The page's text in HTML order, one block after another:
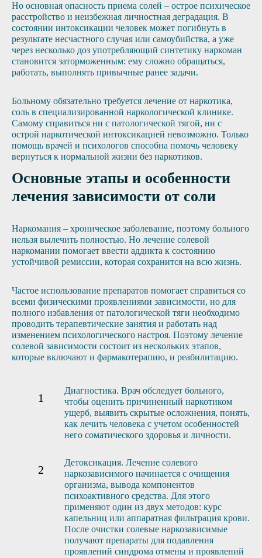
Но основная опасность приема солей – острое психическое
расстройство и неизбежная личностная деградация. В
состоянии интоксикации человек может погибнуть в
результате несчастного случая или самоубийства, а уже
через несколько доз употребляющий синтетику наркоман
становится заторможенным: ему сложно обращаться,
работать, выполнять привычные ранее задачи.
Больному обязательно требуется лечение от наркотика,
соль в специализированной наркологической клинике.
Самому справиться ни с патологической тягой, ни с
острой наркотической интоксикацией невозможно. Только
помощь врачей и психологов способна помочь человеку
вернуться к нормальной жизни без наркотиков.
Основные этапы и особенности
лечения зависимости от соли
Наркомания – хроническое заболевание, поэтому больного
нельзя вылечить полностью. Но лечение солевой
наркомании помогает ввести аддикта к состоянию
устойчивой ремиссии, которая сохранится на всю жизнь.
Частое использование препаратов помогает справиться со
всеми физическими проявлениями зависимости, но для
полного избавления от патологической тяги необходимо
проводить терапевтические занятия и работать над
изменением психологического настроя. Поэтому лечение
солевой зависимости состоит из нескольких этапов,
которые включают и фармакотерапию, и реабилитацию.
Диагностика. Врач обследует больного,
чтобы оценить причиненный наркотиком
ущерб, выявить скрытые осложнения, понять,
как лечить человека с учетом особенностей
него соматического здоровья и личности.
Детоксикация. Лечение солевого
наркозависимого начинается с очищения
организма, вывода компонентов
психоактивного средства. Для этого
применяют один из двух методов: курс
капельниц или аппаратная фильтрация крови.
После очистки солевые наркозависимые
получают препараты для подавления
проявлений синдрома отмены и проявлений